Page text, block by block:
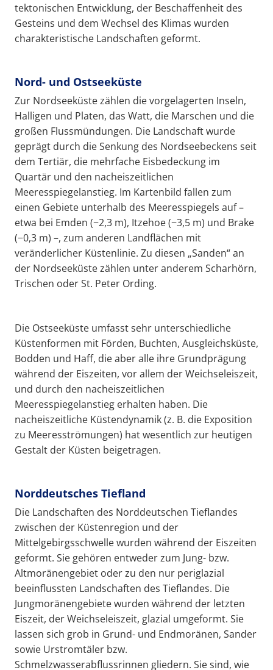
tektonischen Entwicklung, der Beschaffenheit des
Gesteins und dem Wechsel des Klimas wurden
charakteristische Landschaften geformt.
Nord- und Ostseeküste
Zur Nordseeküste zählen die vorgelagerten Inseln,
Halligen und Platen, das Watt, die Marschen und die
großen Flussmündungen. Die Landschaft wurde
geprägt durch die Senkung des Nordseebeckens seit
dem Tertiär, die mehrfache Eisbedeckung im
Quartär und den nacheiszeitlichen
Meeresspiegelanstieg. Im Kartenbild fallen zum
einen Gebiete unterhalb des Meeresspiegels auf –
etwa bei Emden (−2,3 m), Itzehoe (−3,5 m) und Brake
(−0,3 m) –, zum anderen Landflächen mit
veränderlicher Küstenlinie. Zu diesen „Sanden“ an
der Nordseeküste zählen unter anderem Scharhörn,
Trischen oder St. Peter Ording.
Die Ostseeküste umfasst sehr unterschiedliche
Küstenformen mit Förden, Buchten, Ausgleichsküste,
Bodden und Haff, die aber alle ihre Grundprägung
während der Eiszeiten, vor allem der Weichseleiszeit,
und durch den nacheiszeitlichen
Meeresspiegelanstieg erhalten haben. Die
nacheiszeitliche Küstendynamik (z. B. die Exposition
zu Meeresströmungen) hat wesentlich zur heutigen
Gestalt der Küsten beigetragen.
Norddeutsches Tiefland
Die Landschaften des Norddeutschen Tieflandes
zwischen der Küstenregion und der
Mittelgebirgsschwelle wurden während der Eiszeiten
geformt. Sie gehören entweder zum Jung- bzw.
Altmoränengebiet oder zu den nur periglazial
beeinflussten Landschaften des Tieflandes. Die
Jungmoränengebiete wurden während der letzten
Eiszeit, der Weichseleiszeit, glazial umgeformt. Sie
lassen sich grob in Grund- und Endmoränen, Sander
sowie Urstromtäler bzw.
Schmelzwasserabflussrinnen gliedern. Sie sind, wie